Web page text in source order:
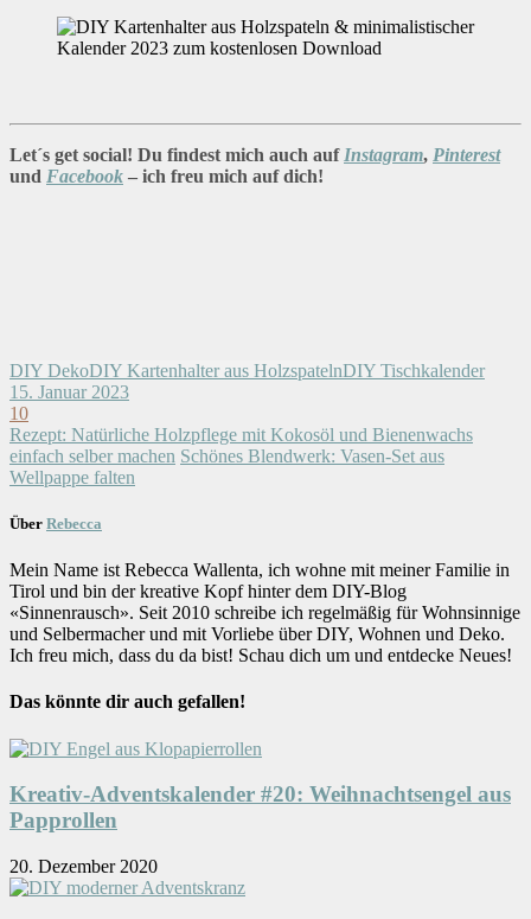
Let´s get social! Du findest mich auch auf Instagram, Pinterest
und Facebook – ich freu mich auf dich!
DIY DekoDIY Kartenhalter aus HolzspatelnDIY Tischkalender
15. Januar 2023
10
Rezept: Natürliche Holzpflege mit Kokosöl und Bienenwachs
einfach selber machen Schönes Blendwerk: Vasen-Set aus
Wellpappe falten
Über Rebecca
Mein Name ist Rebecca Wallenta, ich wohne mit meiner Familie in
Tirol und bin der kreative Kopf hinter dem DIY-Blog
«Sinnenrausch». Seit 2010 schreibe ich regelmäßig für Wohnsinnige
und Selbermacher und mit Vorliebe über DIY, Wohnen und Deko.
Ich freu mich, dass du da bist! Schau dich um und entdecke Neues!
Das könnte dir auch gefallen!
Kreativ-Adventskalender #20: Weihnachtsengel aus
Papprollen
20. Dezember 2020